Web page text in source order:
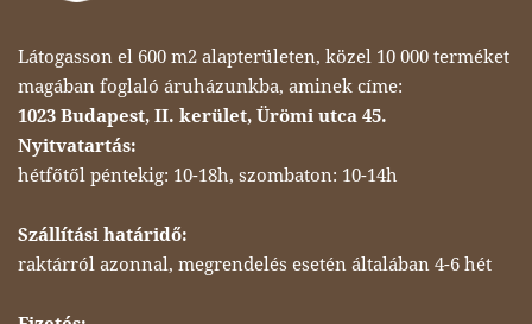
Látogasson el 600 m2 alapterületen, közel 10 000 terméket
magában foglaló áruházunkba, aminek címe:
1023 Budapest, II. kerület, Ürömi utca 45.
Nyitvatartás:
hétfőtől péntekig: 10-18h, szombaton: 10-14h
Szállítási határidő:
raktárról azonnal, megrendelés esetén általában 4-6 hét